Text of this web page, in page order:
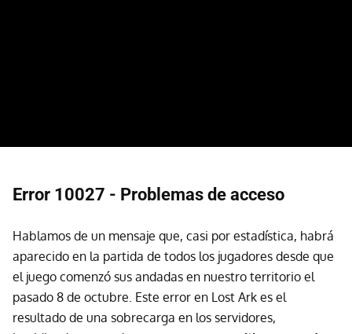
Error 10027 - Problemas de acceso
Hablamos de un mensaje que, casi por estadística, habrá
aparecido en la partida de todos los jugadores desde que
el juego comenzó sus andadas en nuestro territorio el
pasado 8 de octubre. Este error en Lost Ark es el
resultado de una sobrecarga en los servidores,